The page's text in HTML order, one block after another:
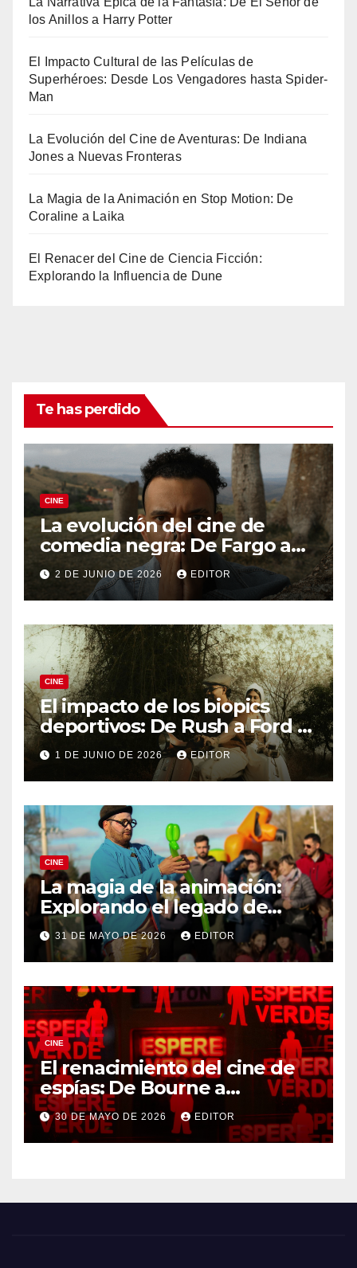
los Anillos a Harry Potter
El Impacto Cultural de las Películas de
Superhéroes: Desde Los Vengadores hasta Spider-
Man
La Evolución del Cine de Aventuras: De Indiana
Jones a Nuevas Fronteras
La Magia de la Animación en Stop Motion: De
Coraline a Laika
El Renacer del Cine de Ciencia Ficción:
Explorando la Influencia de Dune
Te has perdido
CINE
La evolución del cine de
comedia negra: De Fargo a
Knives Out
2 DE JUNIO DE 2026 EDITOR
CINE
El impacto de los biopics
deportivos: De Rush a Ford v
Ferrari
1 DE JUNIO DE 2026 EDITOR
CINE
La magia de la animación:
Explorando el legado de
DreamWorks
31 DE MAYO DE 2026 EDITOR
CINE
El renacimiento del cine de
espías: De Bourne a
Treadstone
30 DE MAYO DE 2026 EDITOR